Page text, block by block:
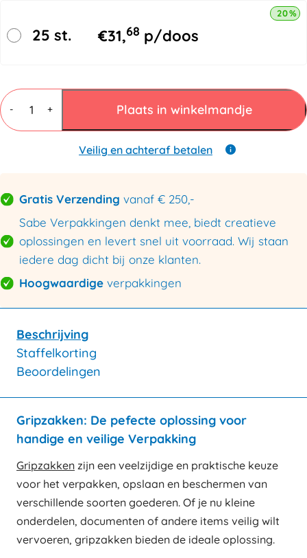
25 st. €31,68 p/doos
20%
-
Gripzakjes
160
x
250mm
+ Plaats in winkelmandje
Veilig en achteraf betalen
Gratis Verzending vanaf € 250,-
Sabe Verpakkingen denkt mee, biedt creatieve
oplossingen en levert snel uit voorraad. Wij staan
iedere dag dicht bij onze klanten.
Hoogwaardige verpakkingen
Beschrijving
Staffelkorting
Beoordelingen
Gripzakken: De pefecte oplossing voor
handige en veilige Verpakking
Gripzakken zijn een veelzijdige en praktische keuze
voor het verpakken, opslaan en beschermen van
verschillende soorten goederen. Of je nu kleine
onderdelen, documenten of andere items veilig wilt
vervoeren, gripzakken bieden de ideale oplossing.